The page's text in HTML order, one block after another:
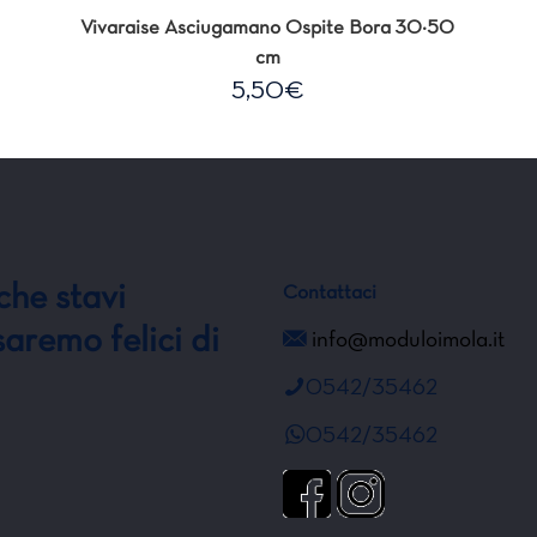
Vivaraise Asciugamano Ospite Bora 30×50
cm
5,50€
stavi
felici di
Contattaci
info@moduloimola.it
0542/35462
0542/35462